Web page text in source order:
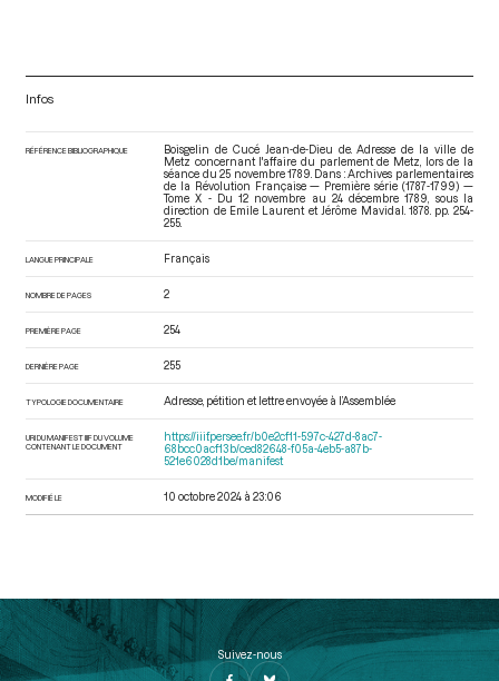
Infos
RÉFÉRENCE BIBLIOGRAPHIQUE
Boisgelin de Cucé Jean-de-Dieu de. Adresse de la ville de
Metz concernant l'affaire du parlement de Metz, lors de la
séance du 25 novembre 1789. Dans : Archives parlementaires
de la Révolution Française — Première série (1787-1799) —
Tome X - Du 12 novembre au 24 décembre 1789
, sous la
direction de Emile Laurent et Jérôme Mavidal. 1878. pp. 254-
255.
LANGUE PRINCIPALE Français
NOMBRE DE PAGES 2
PREMIÈRE PAGE 254
DERNIÈRE PAGE 255
TYPOLOGIE DOCUMENTAIRE Adresse, pétition et lettre envoyée à l’Assemblée
URI DU MANIFEST IIIF DU VOLUME
CONTENANT LE DOCUMENT
https://iiif.persee.fr/b0e2cf11-597c-427d-8ac7-
68bcc0acf13b/ced82648-f05a-4eb5-a87b-
521e6028d1be/manifest
MODIFIÉ LE 10 octobre 2024 à 23:06
Suivez-nous